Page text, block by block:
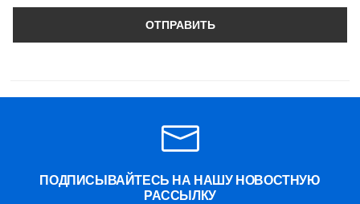
ОТПРАВИТЬ
ПОДПИСЫВАЙТЕСЬ НА НАШУ НОВОСТНУЮ
РАССЫЛКУ